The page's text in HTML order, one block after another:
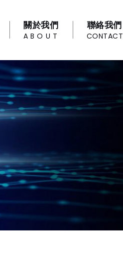
關於我們
ABOUT
聯絡我們
CONTACT